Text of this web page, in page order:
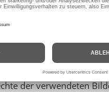
anderen Formen
Schäden, die aus der
derjenige, der über
der verwendeten